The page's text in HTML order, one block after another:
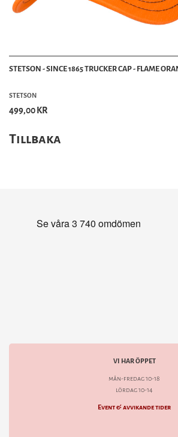
STETSON - SINCE 1865 TRUCKER CAP - FLAME
STETSON
499,00 KR
Tillbaka
VI HAR ÖPPET
mån-fredag 10-18
lördag 10-14
Event & avvikande tider